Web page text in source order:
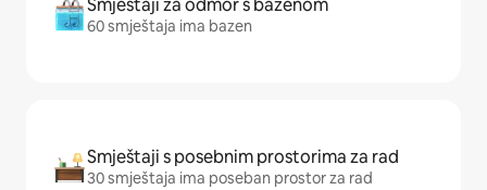
Smještaji za odmor s bazenom
60 smještaja ima bazen
Smještaji s posebnim prostorima za rad
30 smještaja ima poseban prostor za rad